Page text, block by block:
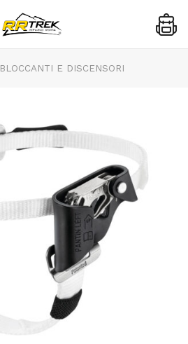
BLOCCANTI E DISCENSORI